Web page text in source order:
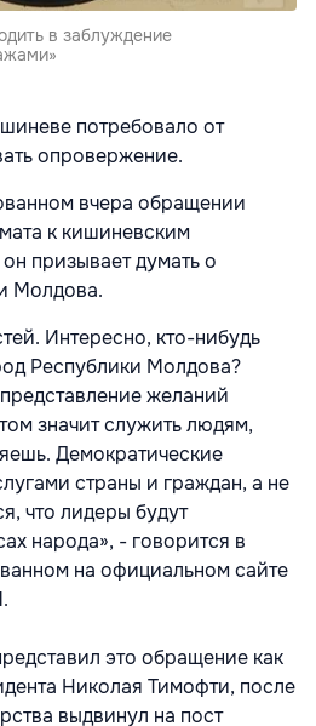
в заблуждение
потребовало от
опровержение.
вчера обращении
к кишиневским
призывает думать о
Молдова.
Интересно, кто-нибудь
Республики Молдова?
желаний
значит служить людям,
Демократические
страны и граждан, а не
что лидеры будут
народа», - говорится в
на официальном сайте
это обращение как
Николая Тимофти, после
выдвинул на пост